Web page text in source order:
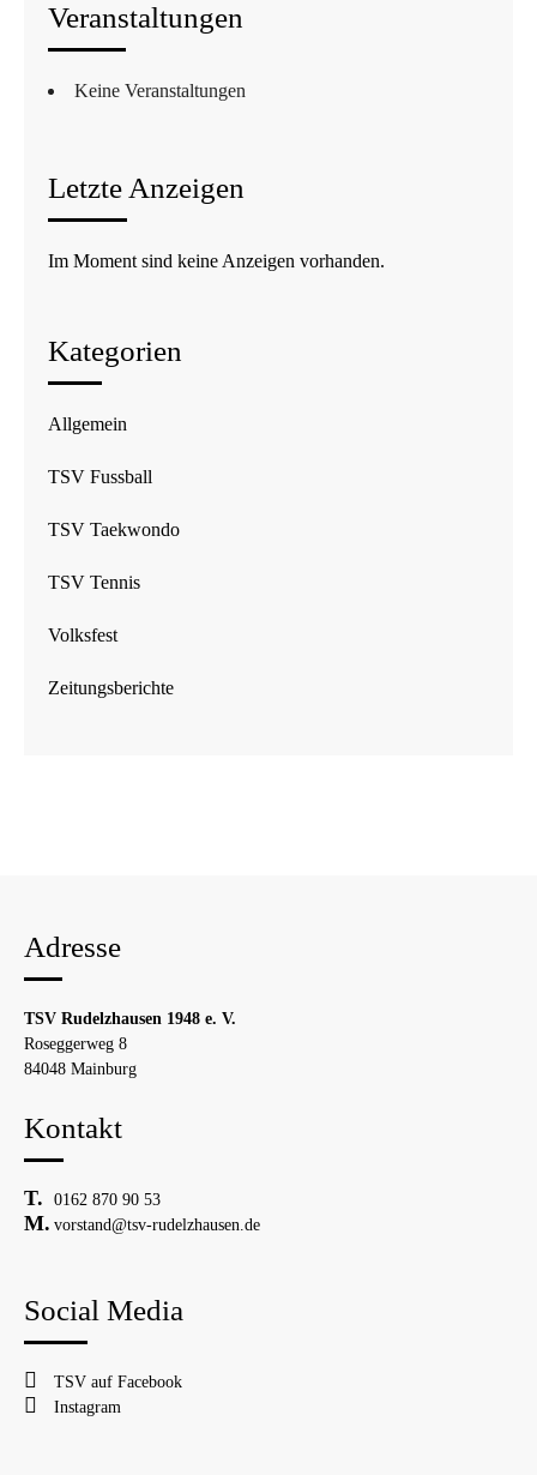
Veranstaltungen
Keine Veranstaltungen
Letzte Anzeigen
Im Moment sind keine Anzeigen vorhanden.
Kategorien
Allgemein
TSV Fussball
TSV Taekwondo
TSV Tennis
Volksfest
Zeitungsberichte
Adresse
TSV Rudelzhausen 1948 e. V.
Roseggerweg 8
84048 Mainburg
Kontakt
0162 870 90 53
vorstand@tsv-rudelzhausen.de
Social Media
TSV auf Facebook
Instagram